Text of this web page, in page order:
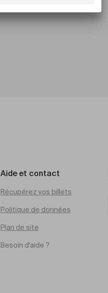
Aide et contact
Récupérez vos billets
Politique de données
Plan de site
Besoin d'aide ?